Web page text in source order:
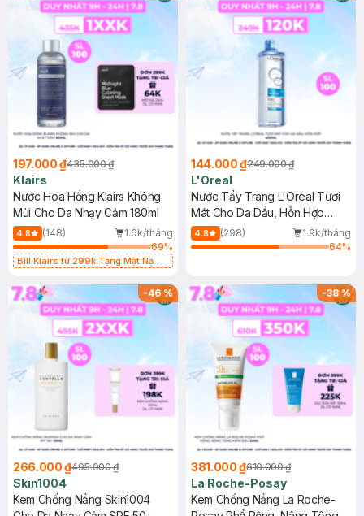
197.000 ₫435.000 ₫
Klairs
Nước Hoa Hồng Klairs Không
Mùi Cho Da Nhạy Cảm 180ml
4.8 (148)
1.6k/tháng
69%
Bill Klairs từ 299k Tặng Mặt Nạ
25ml (SL Có Hạn)
144.000 ₫249.000 ₫
L'Oreal
Nước Tẩy Trang L'Oreal Tươi
Mát Cho Da Dầu, Hỗn Hợp
400ml
4.8 (298)
1.9k/tháng
64%
-46%
266.000 ₫495.000 ₫
Skin1004
Kem Chống Nắng Skin1004
-38%
381.000 ₫610.000 ₫
La Roche-Posay
Kem Chống Nắng La Roche-